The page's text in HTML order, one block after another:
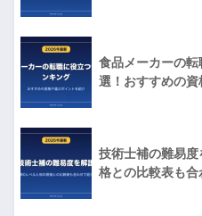
食品メーカーの
選！おすすめの
技術士補の難易
格との比較表も合